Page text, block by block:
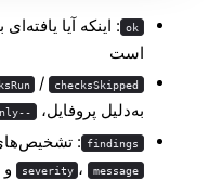
ok : اینکه آیا
است
/ checksSkipped
به‌دلیل پروفایل،
--only
findings
:
severity ، message و